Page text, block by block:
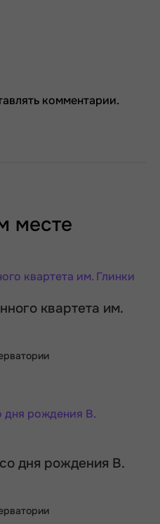
комментарии.
месте
квартета им.
дня рождения В.